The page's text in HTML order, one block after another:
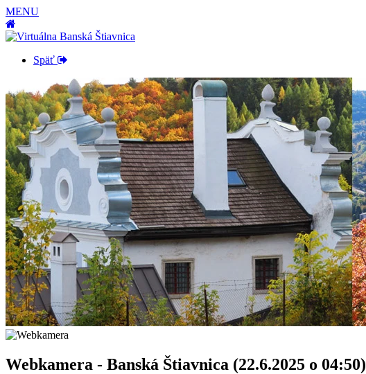
MENU
Späť
Webkamera - Banská Štiavnica (22.6.2025 o 04:50)